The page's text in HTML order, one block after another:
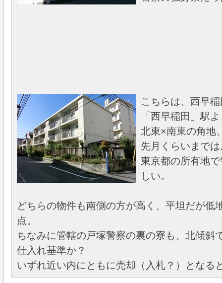
こちらは、西早
「西早稲田」駅
北東×南東の角地
先月くらいまで
東京都の所有地
しい。
どちらの物件も南側の方が高く、平坦だが低
点。
ちなみに管轄の戸塚警察の裏の寮も、北傾斜
仕入れ基準か？
いずれ近い内にともに売却（入札？）となる